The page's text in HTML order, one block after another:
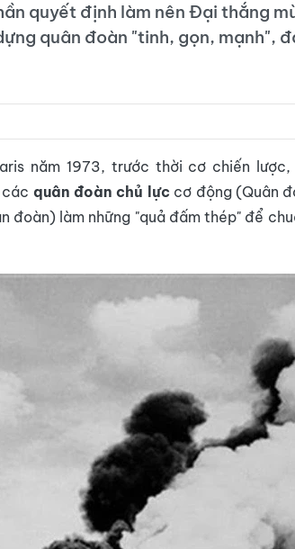
quyết định làm nên Đại thắng
quân đoàn "tinh, gọn, mạnh",
năm 1973, trước thời cơ chiến
quân đoàn chủ lực cơ động (Quân
đoàn) làm những "quả đấm thép" để